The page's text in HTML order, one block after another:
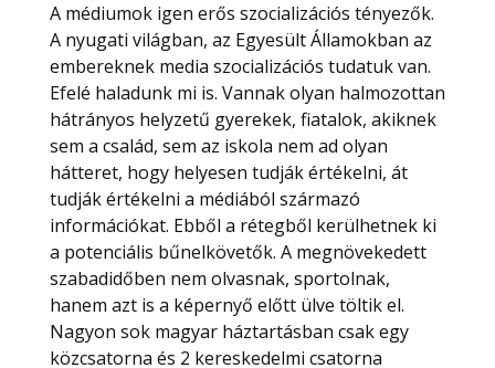
A médiumok igen erős szocializációs tényezők.
A nyugati világban, az Egyesült Államokban az
embereknek media szocializációs tudatuk van.
Efelé haladunk mi is. Vannak olyan halmozottan
hátrányos helyzetű gyerekek, fiatalok, akiknek
sem a család, sem az iskola nem ad olyan
hátteret, hogy helyesen tudják értékelni, át
tudják értékelni a médiából származó
információkat. Ebből a rétegből kerülhetnek ki
a potenciális bűnelkövetők. A megnövekedett
szabadidőben nem olvasnak, sportolnak,
hanem azt is a képernyő előtt ülve töltik el.
Nagyon sok magyar háztartásban csak egy
közcsatorna és 2 kereskedelmi csatorna